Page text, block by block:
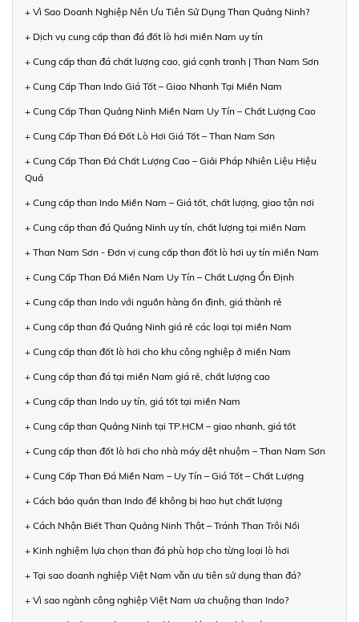
+ Vì Sao Doanh Nghiệp Nên Ưu Tiên Sử Dụng Than Quảng Ninh?
+ Dịch vụ cung cấp than đá đốt lò hơi miền Nam uy tín
+ Cung cấp than đá chất lượng cao, giá cạnh tranh | Than Nam Sơn
+ Cung Cấp Than Indo Giá Tốt – Giao Nhanh Tại Miền Nam
+ Cung Cấp Than Quảng Ninh Miền Nam Uy Tín – Chất Lượng Cao
+ Cung Cấp Than Đá Đốt Lò Hơi Giá Tốt – Than Nam Sơn
+ Cung Cấp Than Đá Chất Lượng Cao – Giải Pháp Nhiên Liệu Hiệu
Quả
+ Cung cấp than Indo Miền Nam – Giá tốt, chất lượng, giao tận nơi
+ Cung cấp than đá Quảng Ninh uy tín, chất lượng tại miền Nam
+ Than Nam Sơn - Đơn vị cung cấp than đốt lò hơi uy tín miền Nam
+ Cung Cấp Than Đá Miền Nam Uy Tín – Chất Lượng Ổn Định
+ Cung cấp than Indo với nguồn hàng ổn định, giá thành rẻ
+ Cung cấp than đá Quảng Ninh giá rẻ các loại tại miền Nam
+ Cung cấp than đốt lò hơi cho khu công nghiệp ở miền Nam
+ Cung cấp than đá tại miền Nam giá rẻ, chất lượng cao
+ Cung cấp than Indo uy tín, giá tốt tại miền Nam
+ Cung cấp than Quảng Ninh tại TP.HCM – giao nhanh, giá tốt
+ Cung cấp than đốt lò hơi cho nhà máy dệt nhuộm – Than Nam Sơn
+ Cung Cấp Than Đá Miền Nam – Uy Tín – Giá Tốt – Chất Lượng
+ Cách bảo quản than Indo để không bị hao hụt chất lượng
+ Cách Nhận Biết Than Quảng Ninh Thật – Tránh Than Trôi Nổi
+ Kinh nghiệm lựa chọn than đá phù hợp cho từng loại lò hơi
+ Tại sao doanh nghiệp Việt Nam vẫn ưu tiên sử dụng than đá?
+ Vì sao ngành công nghiệp Việt Nam ưa chuộng than Indo?